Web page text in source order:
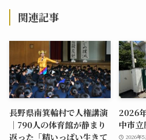
関連記事
長野県南箕輪村で人権講演
｜790人の体育館が静まり
返った「精いっぱい生きて
2026
中市
2026年